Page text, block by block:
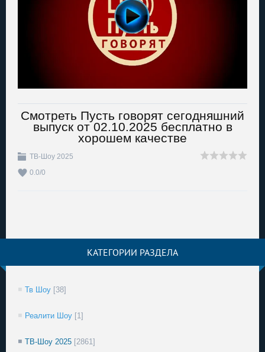
Смотреть Пусть говорят сегодняшний
выпуск от 02.10.2025 бесплатно в
хорошем качестве
ТВ-Шоу 2025
0.0/0
КАТЕГОРИИ РАЗДЕЛА
Тв Шоу [38]
Реалити Шоу [1]
ТВ-Шоу 2025 [2861]